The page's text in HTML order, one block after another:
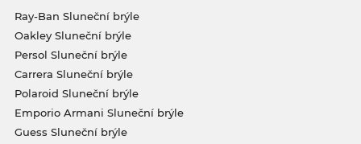
Ray-Ban Sluneční brýle
Oakley Sluneční brýle
Persol Sluneční brýle
Carrera Sluneční brýle
Polaroid Sluneční brýle
Emporio Armani Sluneční brýle
Guess Sluneční brýle